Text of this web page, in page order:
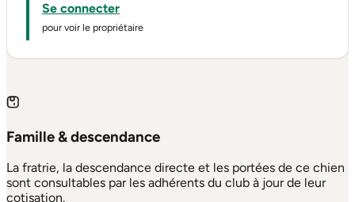
Se connecter
pour voir le propriétaire
Famille & descendance
La fratrie, la descendance directe et les portées de ce chien
sont consultables par les adhérents du club à jour de leur
cotisation.